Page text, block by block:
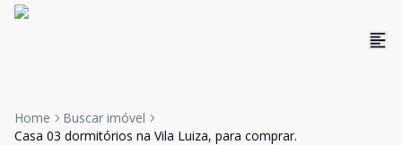
Home
Buscar imóvel
Casa 03 dormitórios na Vila Luiza, para comprar.